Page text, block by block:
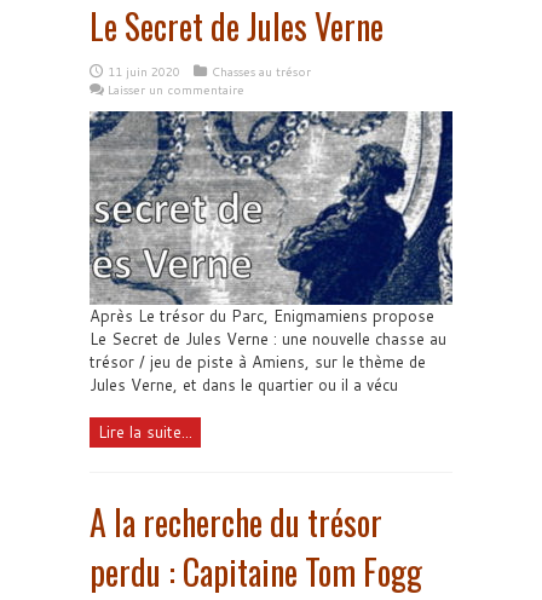
Le Secret de Jules Verne
11 juin 2020
Chasses au trésor
Laisser un commentaire
Après Le trésor du Parc, Enigmamiens propose
Le Secret de Jules Verne : une nouvelle chasse au
trésor / jeu de piste à Amiens, sur le thème de
Jules Verne, et dans le quartier ou il a vécu
Lire la suite...
A la recherche du trésor
perdu : Capitaine Tom Fogg